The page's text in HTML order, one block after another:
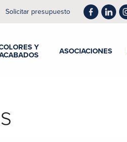
Solicitar presupuesto
Y
ASOCIACIONES